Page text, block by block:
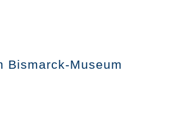
Bismarck-Museum